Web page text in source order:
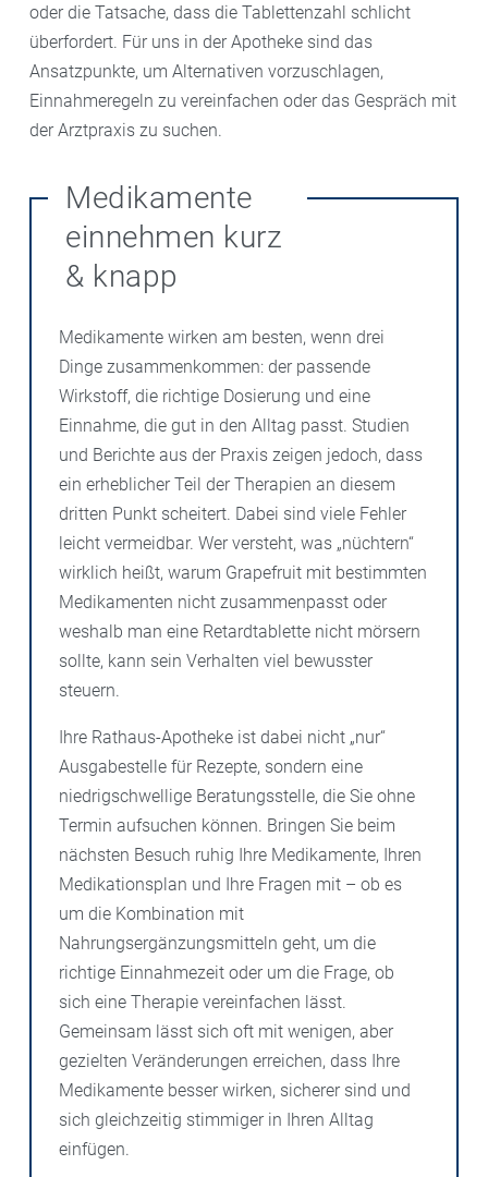
oder die Tatsache, dass die Tablettenzahl schlicht
überfordert. Für uns in der Apotheke sind das
Ansatzpunkte, um Alternativen vorzuschlagen,
Einnahmeregeln zu vereinfachen oder das Gespräch mit
der Arztpraxis zu suchen.
Medikamente
einnehmen kurz
& knapp
Medikamente wirken am besten, wenn drei
Dinge zusammenkommen: der passende
Wirkstoff, die richtige Dosierung und eine
Einnahme, die gut in den Alltag passt. Studien
und Berichte aus der Praxis zeigen jedoch, dass
ein erheblicher Teil der Therapien an diesem
dritten Punkt scheitert. Dabei sind viele Fehler
leicht vermeidbar. Wer versteht, was „nüchtern“
wirklich heißt, warum Grapefruit mit bestimmten
Medikamenten nicht zusammenpasst oder
weshalb man eine Retardtablette nicht mörsern
sollte, kann sein Verhalten viel bewusster
steuern.
Ihre Rathaus-Apotheke ist dabei nicht „nur“
Ausgabestelle für Rezepte, sondern eine
niedrigschwellige Beratungsstelle, die Sie ohne
Termin aufsuchen können. Bringen Sie beim
nächsten Besuch ruhig Ihre Medikamente, Ihren
Medikationsplan und Ihre Fragen mit – ob es
um die Kombination mit
Nahrungsergänzungsmitteln geht, um die
richtige Einnahmezeit oder um die Frage, ob
sich eine Therapie vereinfachen lässt.
Gemeinsam lässt sich oft mit wenigen, aber
gezielten Veränderungen erreichen, dass Ihre
Medikamente besser wirken, sicherer sind und
sich gleichzeitig stimmiger in Ihren Alltag
einfügen.